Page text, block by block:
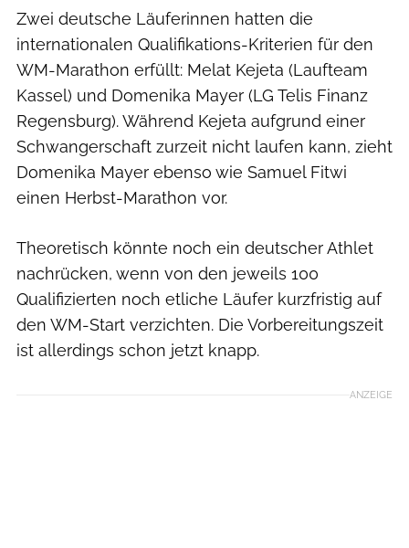
Zwei deutsche Läuferinnen hatten die
internationalen Qualifikations-Kriterien für den
WM-Marathon erfüllt: Melat Kejeta (Laufteam
Kassel) und Domenika Mayer (LG Telis Finanz
Regensburg). Während Kejeta aufgrund einer
Schwangerschaft zurzeit nicht laufen kann, zieht
Domenika Mayer ebenso wie Samuel Fitwi
einen Herbst-Marathon vor.
Theoretisch könnte noch ein deutscher Athlet
nachrücken, wenn von den jeweils 100
Qualifizierten noch etliche Läufer kurzfristig auf
den WM-Start verzichten. Die Vorbereitungszeit
ist allerdings schon jetzt knapp.
ANZEIGE